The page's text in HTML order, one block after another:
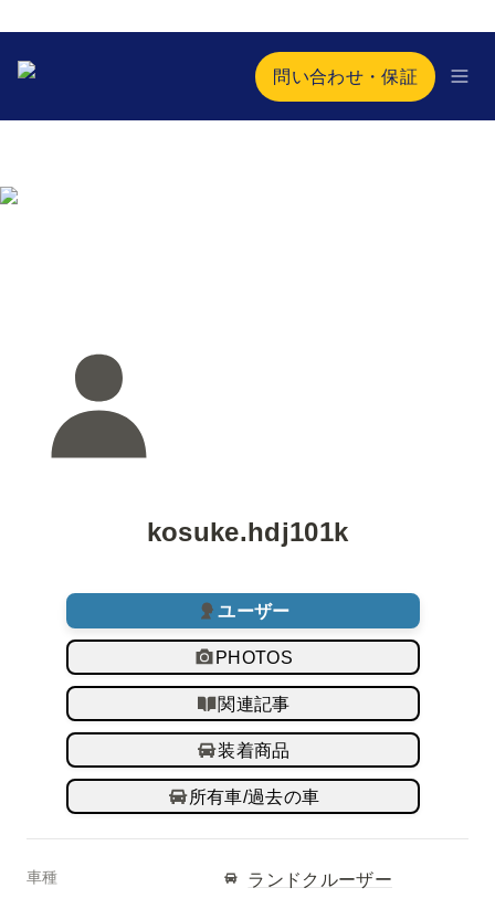
問い合わせ・保証
kosuke.hdj101k
ユーザー
PHOTOS
関連記事
装着商品
所有車/過去の車
車種 ランドクルーザー